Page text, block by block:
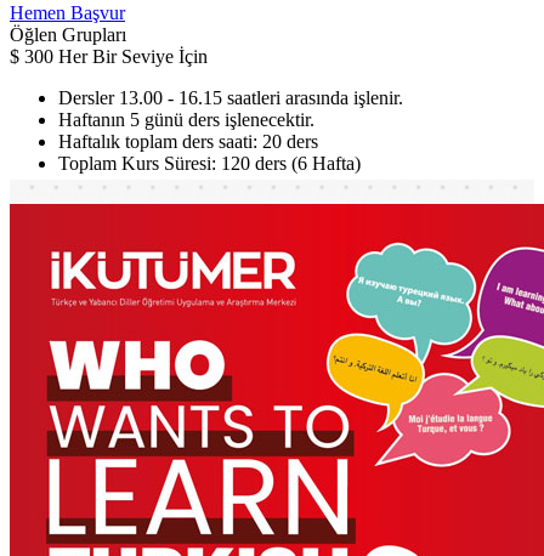
Hemen Başvur
Öğlen Grupları
$ 300 Her Bir Seviye İçin
Dersler 13.00 - 16.15 saatleri arasında işlenir.
Haftanın 5 günü ders işlenecektir.
Haftalık toplam ders saati: 20 ders
Toplam Kurs Süresi: 120 ders (6 Hafta)
Hemen Başvur